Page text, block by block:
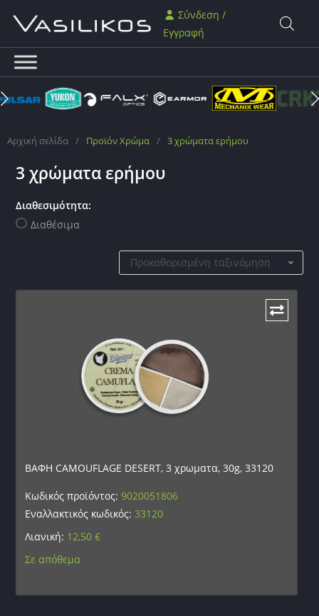
Σύνδεση /
Εγγραφή
Αρχική σελίδα / Προϊόν Χρώμα / 3 χρώματα ερήμου
3 χρώματα ερήμου
Διαθεσιμότητα:
Διαθέσιμα
Προκαθορισμένη ταξινόμηση
ΒΑΦΗ CAMOUFLAGE DESERT, 3 χρωματα, 30g, 33120
Κωδικός προϊόντος:9020051806
Εναλλακτικός κωδικός: 33120
Λιανική: 12,50€
Σε απόθεμα